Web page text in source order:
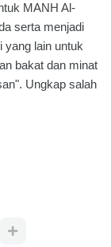
MANH Al-
serta menjadi
lain untuk
bakat dan minat
Ungkap salah